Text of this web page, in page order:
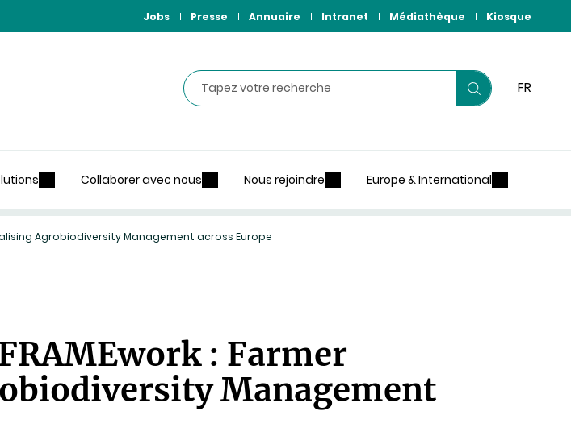
Jobs Presse Annuaire Intranet Médiathèque Kiosque
Rechercher
Lancer
FR
Collaborer avec nous Nous rejoindre Europe & International
Agrobiodiversity Management across Europe
: Farmer
Management